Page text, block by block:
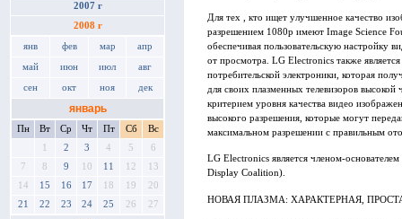
2007 г
2008 г
янв фев мар апр
май июн июл авг
сен окт ноя дек
январь
Пн Вт Ср Чт Пт Сб
Вс
1
2 3 4 5
6
7
8 9 10 11 12
13
14
15 16 17 18 19
20
21
22 23 24 25 26 27
Для тех , кто ищет улучшенное качество
разрешением 1080p имеют Image Science
обеспечивая пользовательскую настройку
от просмотра. LG Electronics также
потребительской электроники, которая
для своих плазменных телевизоров
критерием уровня качества видео
высокого разрешения, которые могут
максимальном разрешении с правильным
LG Electronics является членом-
Display Coalition).
НОВАЯ ПЛАЗМА: ХАРАКТЕРНАЯ,